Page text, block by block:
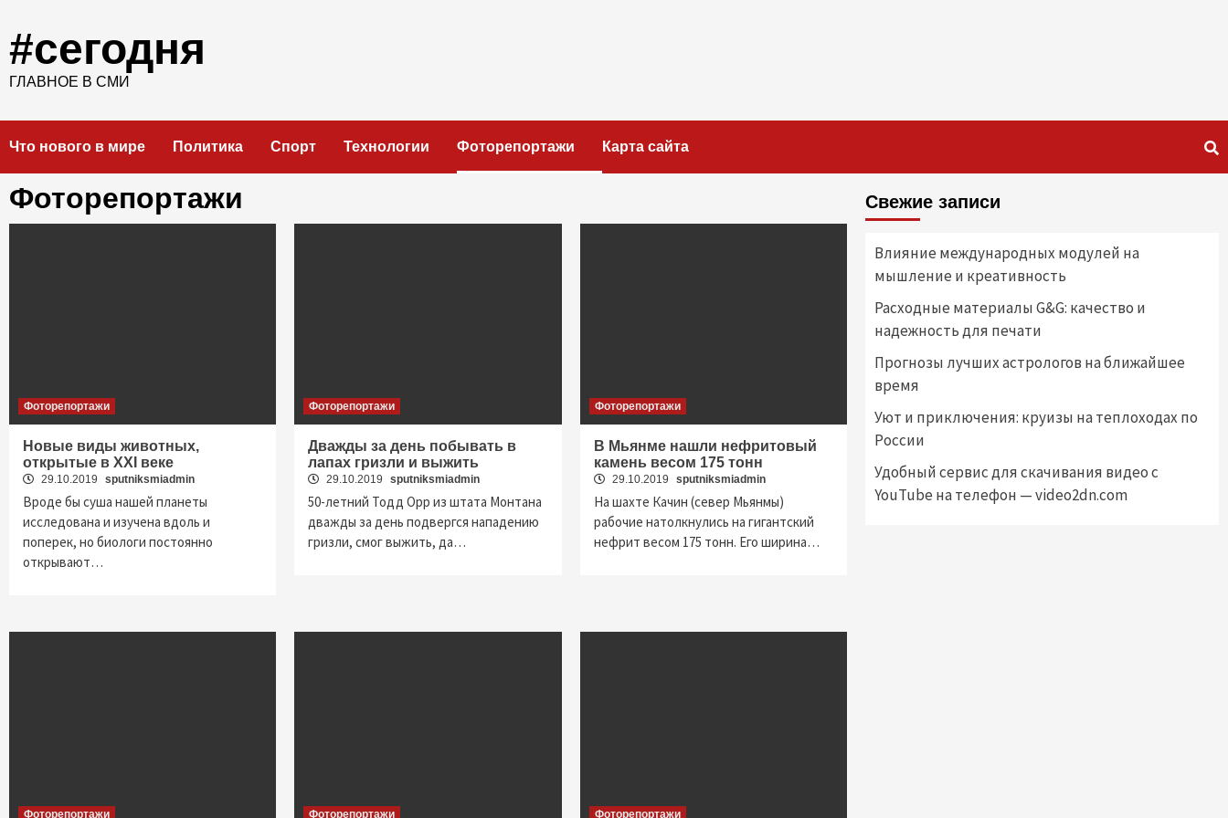
content
#сегодня
ГЛАВНОЕ В СМИ
Что нового в мире Политика Спорт Технологии Фоторепортажи Карта сайта
Фоторепортажи
Фоторепортажи
Новые виды животных,
открытые в XXI веке
29.10.2019 sputniksmiadmin
Вроде бы суша нашей планеты
исследована и изучена вдоль и
поперек, но биологи постоянно
открывают…
Фоторепортажи
Дважды за день побывать в
лапах гризли и выжить
29.10.2019 sputniksmiadmin
50-летний Тодд Орр из штата Монтана
дважды за день подвергся нападению
гризли, смог выжить, да…
Фоторепортажи
В Мьянме нашли нефритовый
камень весом 175 тонн
29.10.2019 sputniksmiadmin
На шахте Качин (север Мьянмы)
рабочие натолкнулись на гигантский
нефрит весом 175 тонн. Его ширина…
Фоторепортажи Фоторепортажи Фоторепортажи
Свежие записи
Влияние международных модулей на
мышление и креативность
Расходные материалы G&G: качество и
надежность для печати
Прогнозы лучших астрологов на ближайшее
время
Уют и приключения: круизы на теплоходах по
России
Удобный сервис для скачивания видео с
YouTube на телефон — video2dn.com